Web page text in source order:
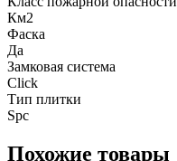
Км2
Фаска
Да
Замковая система
Click
Тип плитки
Spc
Похожие товары